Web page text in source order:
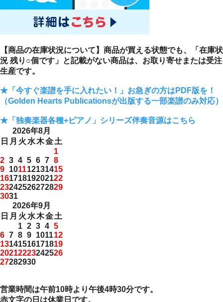
【商品の在庫状況について】商品が買える状態でも、「在庫状
況 残り○個です」と記載がない商品は、お取り寄せまたは受注
生産です。
★「今すぐ楽譜を手に入れたい！」お急ぎの方はPDF版を！
（Golden Hearts Publicationsが出版する一部楽譜のみ対応）
★「独奏楽器各種+ピアノ」シリーズ伴奏音源はこちら
2026年8月
日 月 火 水木金土
1
2 3 4 5 6 7 8
9 101112131415
16171819202122
23242526272829
3031
2026年9月
日 月 火 水木金土
1 2 3 4 5
6 7 8 9 101112
13141516171819
20212223242526
27282930
営業時間は午前10時より午後4時30分です。
赤文字の日は休業日です。